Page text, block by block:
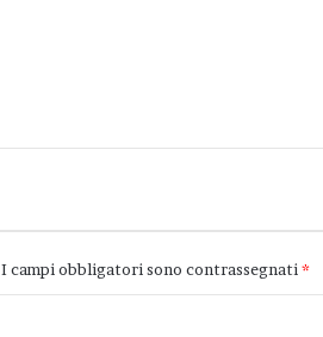
I campi obbligatori sono contrassegnati *